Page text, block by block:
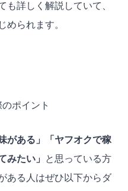
も詳しく解説していて、
められます。
ポイント
がある」「ヤフオクで稼
みたい」
と思っている方
ある人はぜひ以下からダ